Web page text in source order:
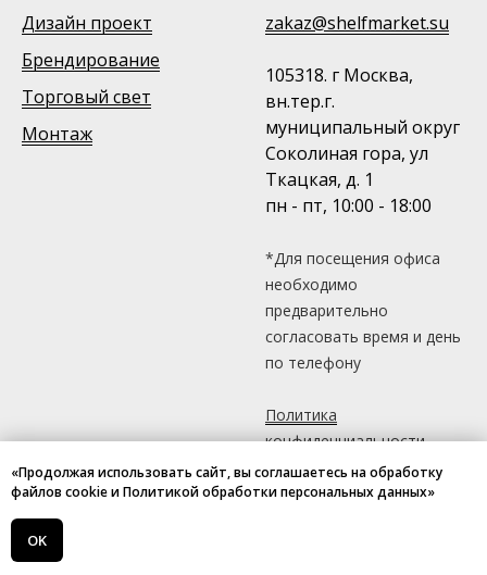
Дизайн проект
Брендирование
Торговый свет
Монтаж
zakaz@shelfmarket.su
105318. г Москва,
вн.тер.г.
муниципальный округ
Соколиная гора, ул
Ткацкая, д. 1
пн - пт, 10:00 - 18:00
*Для посещения офиса
необходимо
предварительно
согласовать время и день
по телефону
Политика
конфиденциальности
«Продолжая использовать сайт, вы соглашаетесь на обработку
файлов cookie и Политикой обработки персональных данных»
OK